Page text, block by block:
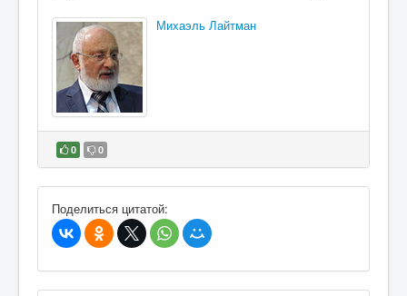
Михаэль Лайтман
0 0
В избранное
Поделиться цитатой: